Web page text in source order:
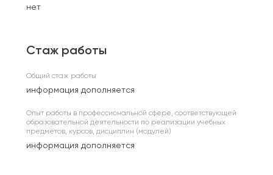
нет
Стаж работы
Общий стаж работы
информация дополняется
Опыт работы в профессиональной сфере, соответствующей
образовательной деятельности по реализации учебных
предметов, курсов, дисциплин (модулей)
информация дополняется